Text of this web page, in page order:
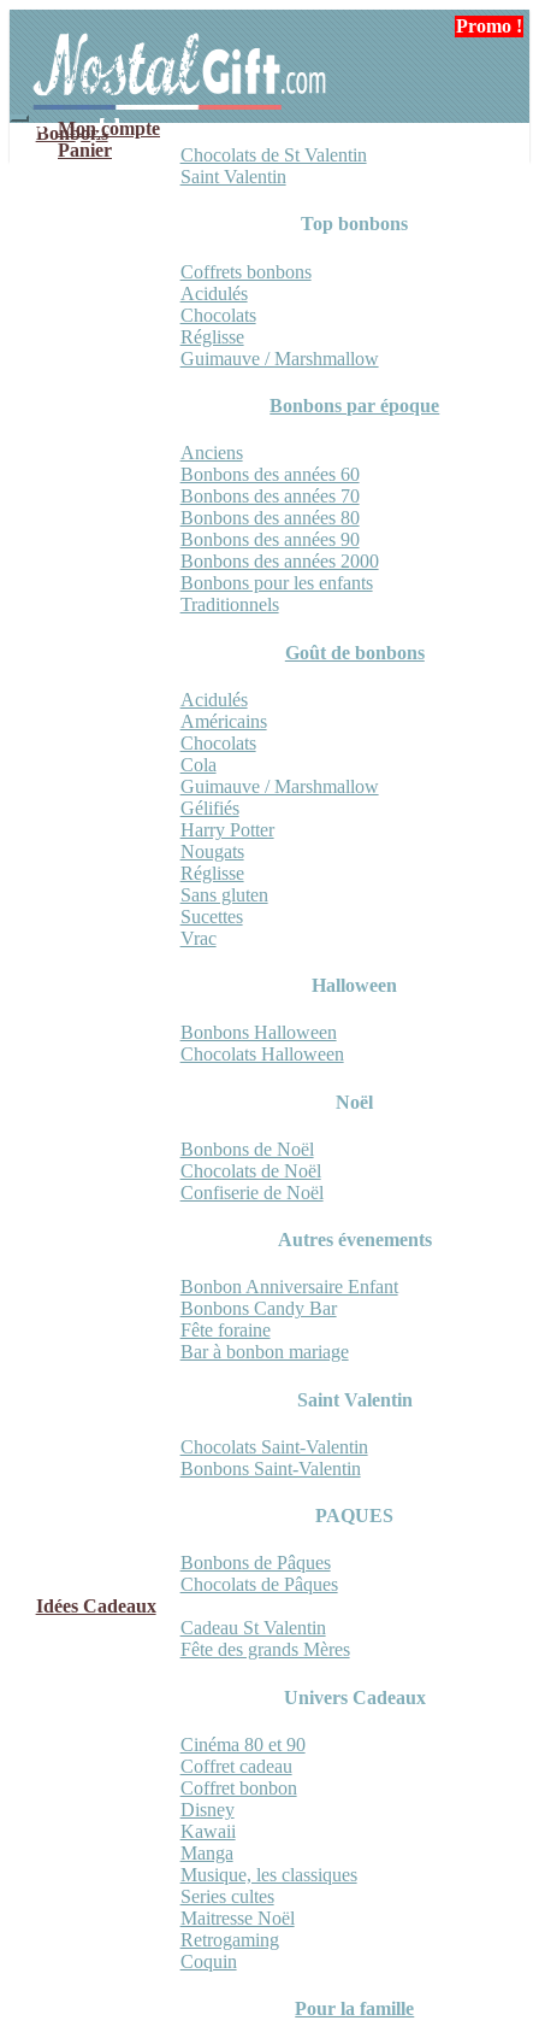
navigation
contenu
Mon compte
Panier
Bonbons
Chocolats de St Valentin
Saint Valentin
Top bonbons
Coffrets bonbons
Acidulés
Chocolats
Réglisse
Guimauve / Marshmallow
Bonbons par époque
Anciens
Bonbons des années 60
Bonbons des années 70
Bonbons des années 80
Bonbons des années 90
Bonbons des années 2000
Bonbons pour les enfants
Traditionnels
Goût de bonbons
Acidulés
Américains
Chocolats
Cola
Guimauve / Marshmallow
Gélifiés
Harry Potter
Nougats
Réglisse
Sans gluten
Sucettes
Vrac
Halloween
Bonbons Halloween
Chocolats Halloween
Noël
Bonbons de Noël
Chocolats de Noël
Confiserie de Noël
Autres évenements
Bonbon Anniversaire Enfant
Bonbons Candy Bar
Fête foraine
Bar à bonbon mariage
Saint Valentin
Chocolats Saint-Valentin
Bonbons Saint-Valentin
PAQUES
Bonbons de Pâques
Chocolats de Pâques
Idées Cadeaux
Cadeau St Valentin
Fête des grands Mères
Univers Cadeaux
Cinéma 80 et 90
Coffret cadeau
Coffret bonbon
Disney
Kawaii
Manga
Musique, les classiques
Series cultes
Maitresse Noël
Retrogaming
Coquin
Pour la famille
Promo !